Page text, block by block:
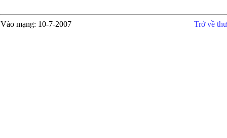
Vào mạng: 10-7-2007 Trở về